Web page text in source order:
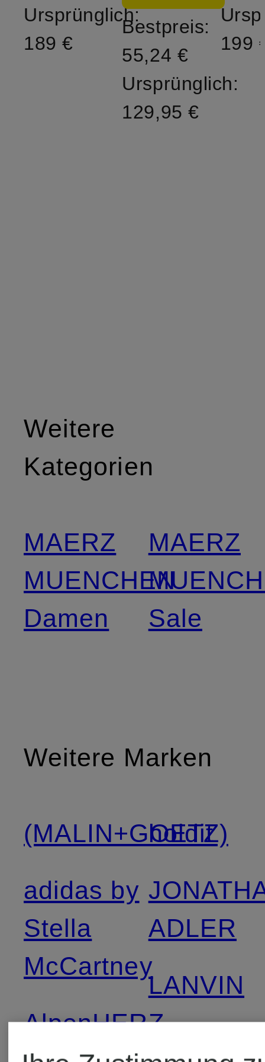
Ursprünglich:
189 €
Bestpreis:
55,24 €
Ursprünglich:
129,95 €
199
Weitere
Kategorien
MAERZ
MUENCHEN
Damen
MAERZ
Sale
Weitere Marken
(MALIN+GOETZ)
adidas by
Stella
McCartney
AlpenHERZ
holdit
ADLER
LANVIN